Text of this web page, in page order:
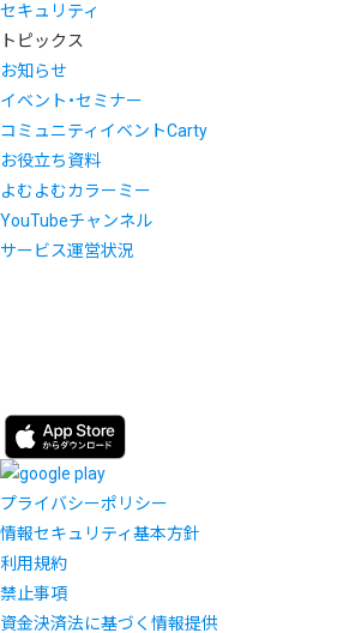
セキュリティ
トピックス
お知らせ
イベント・セミナー
コミュニティイベントCarty
お役立ち資料
よむよむカラーミー
YouTubeチャンネル
サービス運営状況
プライバシーポリシー
情報セキュリティ基本方針
利用規約
禁止事項
資金決済法に基づく情報提供